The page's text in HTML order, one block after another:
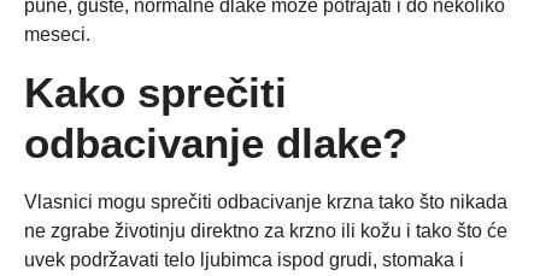
pune, guste, normalne dlake može potrajati i do nekoliko
meseci.
Kako sprečiti
odbacivanje dlake?
Vlasnici mogu sprečiti odbacivanje krzna tako što nikada
ne zgrabe životinju direktno za krzno ili kožu i tako što će
uvek podržavati telo ljubimca ispod grudi, stomaka i